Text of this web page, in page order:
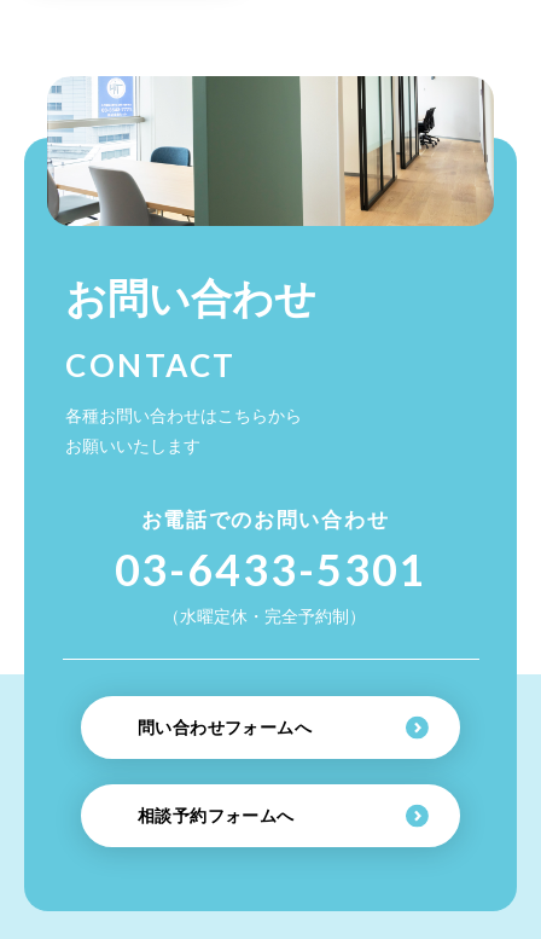
お問い合わせ
CONTACT
各種お問い合わせはこちらから
お願いいたします
お電話でのお問い合わせ
03-6433-5301
（水曜定休・完全予約制）
問い合わせフォームへ
相談予約フォームへ